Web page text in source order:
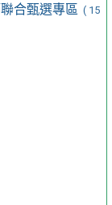
合甄選專區 ( 15